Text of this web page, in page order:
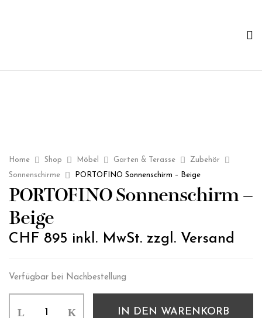
Home Shop Möbel Garten & Terasse
Zubehör
Sonnenschirme
PORTOFINO Sonnenschirm – Beige
PORTOFINO Sonnenschirm –
Beige
CHF 895 inkl. MwSt. zzgl. Versand
Verfügbar bei Nachbestellung
IN DEN WARENKORB